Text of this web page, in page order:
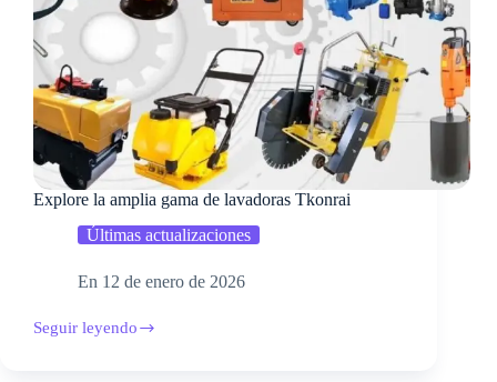
Explore la amplia gama de lavadoras Tkonrai
Últimas actualizaciones
En 12 de enero de 2026
Seguir leyendo